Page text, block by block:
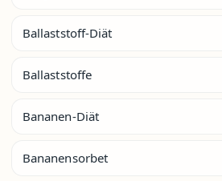
Ballaststoff-Diät
Ballaststoffe
Bananen-Diät
Bananensorbet